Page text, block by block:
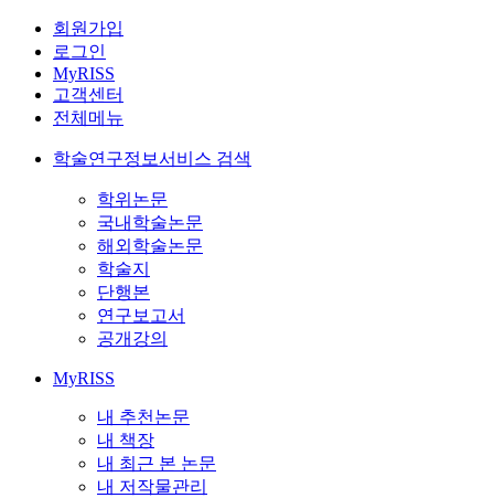
회원가입
로그인
MyRISS
고객센터
전체메뉴
학술연구정보서비스 검색
학위논문
국내학술논문
해외학술논문
학술지
단행본
연구보고서
공개강의
MyRISS
내 추천논문
내 책장
내 최근 본 논문
내 저작물관리